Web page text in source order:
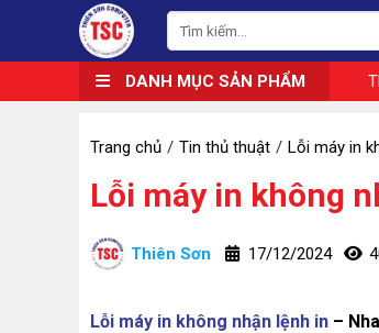
DANH MỤC SẢN PHẨM
Trang chủ Tin thủ thuật Lỗi máy in
Lỗi máy in không
Thiên Sơn 17/12/2024
Lỗi máy in không nhận lệnh in –